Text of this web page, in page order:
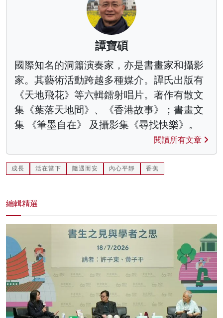
譚寶碩
國際知名的洞簫演奏家，亦是書畫家和攝影
家。其藝術活動跨越多種媒介。譚氏出版有
《天地飛花》等六輯鐳射唱片。著作有散文
集《葉落天地間》、《香港故事》；書畫文
集 《筆墨自在》 及攝影集《尋找快樂》。
閱讀所有文章
成長 活在當下 隨遇而安 內心平靜 香蕉
編輯精選